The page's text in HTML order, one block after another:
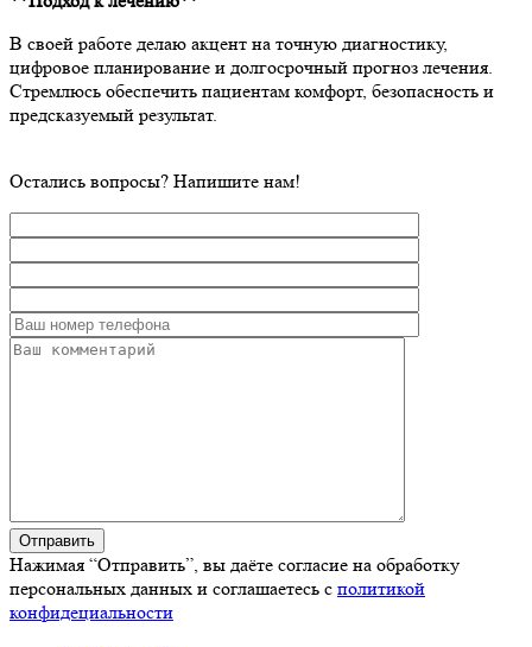
В своей работе делаю акцент на точную диагностику,
цифровое планирование и долгосрочный прогноз лечения.
Стремлюсь обеспечить пациентам комфорт, безопасность и
предсказуемый результат.
Остались вопросы? Напишите нам!
Нажимая “Отправить”, вы даёте согласие на обработку
персональных данных и соглашаетесь с политикой
конфидециальности